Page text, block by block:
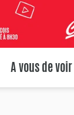
A vous de voir